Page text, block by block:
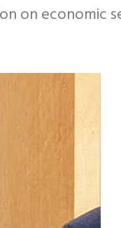
on economic